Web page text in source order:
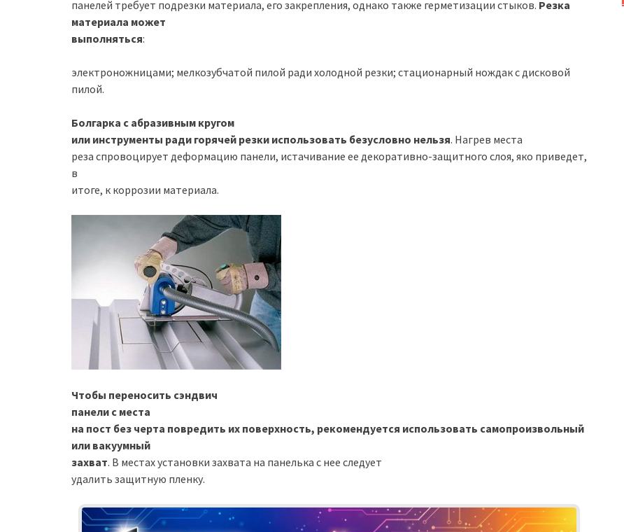
панелей требует подрезки материала, его закрепления, однако также герметизации стыков. Резка
материала может
выполняться:
электроножницами; мелкозубчатой пилой ради холодной резки; стационарный нождак с дисковой
пилой.
Болгарка с абразивным кругом
или инструменты ради горячей резки использовать безусловно нельзя. Нагрев места
реза спровоцирует деформацию панели, истачивание ее декоративно-защитного слоя, яко приведет,
в
итоге, к коррозии материала.
Чтобы переносить сэндвич
панели с места
на пост без черта повредить их поверхность, рекомендуется использовать самопроизвольный
или вакуумный
захват. В местах установки захвата на панелька с нее следует
удалить защитную пленку.